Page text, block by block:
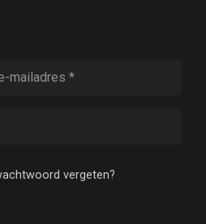
vergeten?